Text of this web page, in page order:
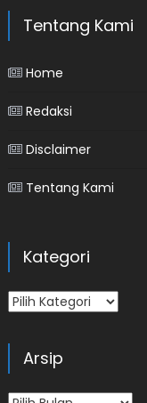
Tentang Kami
Home
Redaksi
Disclaimer
Tentang Kami
Kategori
Kategori
Arsip